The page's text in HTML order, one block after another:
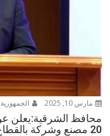
مارس 10, 2025 الجمهورية
20 مصنع وشركة بالقطاع الخاص